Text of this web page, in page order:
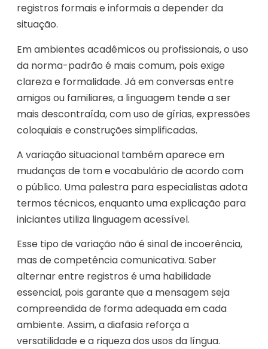
registros formais e informais a depender da
situação.
Em ambientes acadêmicos ou profissionais, o uso
da norma-padrão é mais comum, pois exige
clareza e formalidade. Já em conversas entre
amigos ou familiares, a linguagem tende a ser
mais descontraída, com uso de gírias, expressões
coloquiais e construções simplificadas.
A variação situacional também aparece em
mudanças de tom e vocabulário de acordo com
o público. Uma palestra para especialistas adota
termos técnicos, enquanto uma explicação para
iniciantes utiliza linguagem acessível.
Esse tipo de variação não é sinal de incoerência,
mas de competência comunicativa. Saber
alternar entre registros é uma habilidade
essencial, pois garante que a mensagem seja
compreendida de forma adequada em cada
ambiente. Assim, a diafasia reforça a
versatilidade e a riqueza dos usos da língua.